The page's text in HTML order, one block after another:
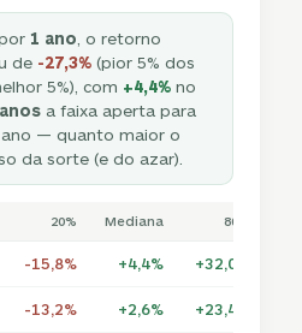
1 ano , o retorno
de -27,3% (pior 5% dos
5%), com +4,4% no
a faixa aperta para
— quanto maior o
da sorte (e do azar).
20% Mediana 80%
-15,8% +4,4% +32,0%
-13,2% +2,6% +23,4%